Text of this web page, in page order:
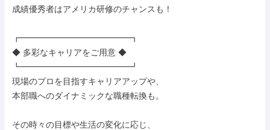
成績優秀者はアメリカ研修のチャンスも！
┏━━━━━━━━━━━━━┓
◆ 多彩なキャリアをご用意 ◆
┗━━━━━━━━━━━━━┛
現場のプロを目指すキャリアアップや、
本部職へのダイナミックな職種転換も。
その時々の目標や生活の変化に応じ、